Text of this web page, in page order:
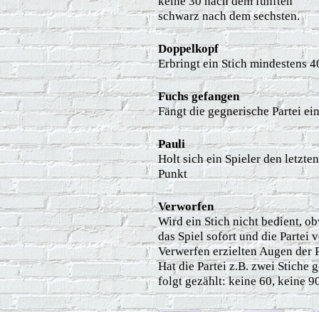
schwarz nach dem sechsten.
Doppelkopf
Erbringt ein Stich mindestens
Fuchs gefangen
Fängt die gegnerische Partei
Pauli
Holt sich ein Spieler den
Punkt
Verworfen
Wird ein Stich nicht bedient,
das Spiel sofort und die Partei
Verwerfen erzielten Augen der
Hat die Partei z.B. zwei Stiche
folgt gezählt: keine 60, keine